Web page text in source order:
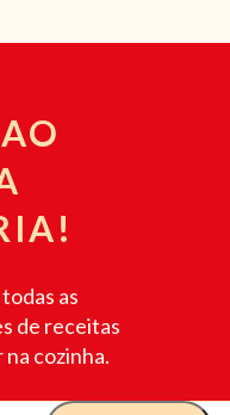
as
de receitas
cozinha.